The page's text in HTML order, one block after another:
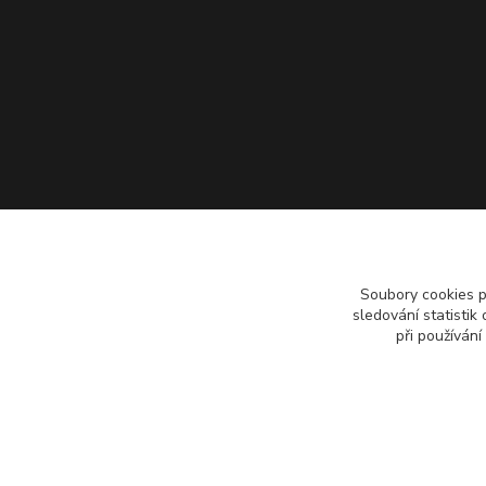
Soubory cookies
sledování statistik
při